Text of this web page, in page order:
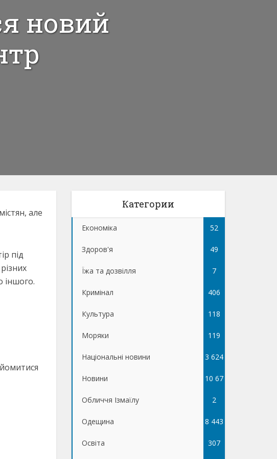
новий
але
під
іншого.
Категории
Економіка 52
Здоров'я 49
Їжа та дозвілля 7
Кримінал 406
Культура 118
Моряки 119
Національні новини 3 624
Новини 10 67
5
Обличчя Ізмаїлу 2
Одещина 8 443
Освіта 307